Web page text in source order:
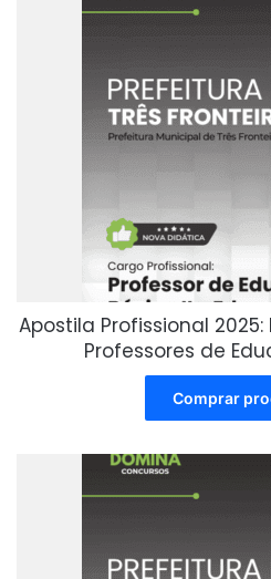
Apostila Profissional
Professores de
Comprar